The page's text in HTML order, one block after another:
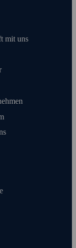
mit uns